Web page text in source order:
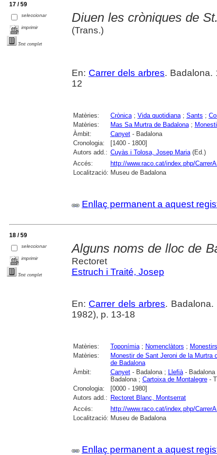
17 / 59
seleccionar
imprimir
Text complet
Diuen les cròniques de
(Trans.)
En: Carrer dels arbres. Badalona.
12
Matèries: Crònica; Vida quotidiana; Sants ;
Matèries:
Mas Sa Murtra de Badalona;
Àmbit:
Canyet- Badalona
Cronologia:
[1400 - 1800]
Autors add.: Cuyàs i Tolosa, Josep Maria(Ed.)
Accés:
http://www.raco.cat/index.php/
Localització: Museu de Badalona
Enllaç permanent a aquest
18 / 59
seleccionar
imprimir
Text complet
Alguns noms de lloc de
Rectoret
Estruch i Traité, Josep
En: Carrer dels arbres. Badalona.
1982), p. 13-18
Matèries: Toponímia; Nomenclàtors ; Monestirs
Matèries:
Monestir de Sant Jeroni de la Murtra
de Badalona
Àmbit:
Canyet- Badalona ; Llefià-
Badalona ; Cartoixa de Montalegre-
Cronologia:
[0000 - 1980]
Autors add.: Rectoret Blanc, Montserrat
Accés:
http://www.raco.cat/index.php/
Localització: Museu de Badalona
Enllaç permanent a aquest